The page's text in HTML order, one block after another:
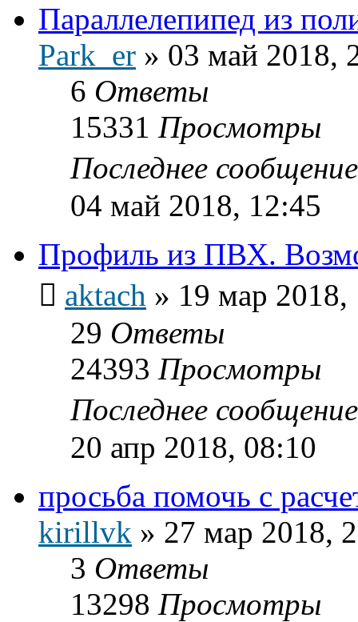
Параллелепипед из
Park_er » 03 май 2018,
6 Ответы
15331 Просмотры
Последнее
04 май 2018, 12:45
Профиль из ПВХ.
aktach » 19 мар 2018,
29 Ответы
24393 Просмотры
Последнее
20 апр 2018, 08:10
просьба помочь с
kirillvk » 27 мар 2018,
3 Ответы
13298 Просмотры